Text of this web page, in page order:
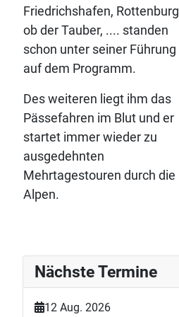
Friedrichshafen, Rottenburg
ob der Tauber, .... standen
schon unter seiner Führung
auf dem Programm.
Des weiteren liegt ihm das
Pässefahren im Blut und er
startet immer wieder zu
ausgedehnten
Mehrtagestouren durch die
Alpen.
Nächste Termine
12 Aug. 2026